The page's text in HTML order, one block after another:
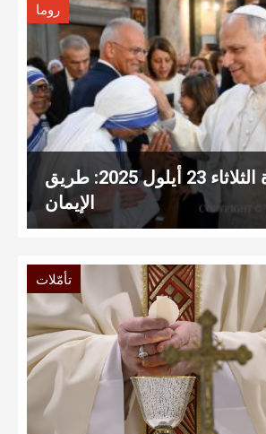
روما
عناوين نشرة الثلاثاء 23 أيلول 2025: طريق
الإيمان
تأمّلات